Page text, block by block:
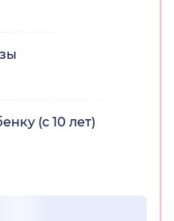
(с 10 лет)